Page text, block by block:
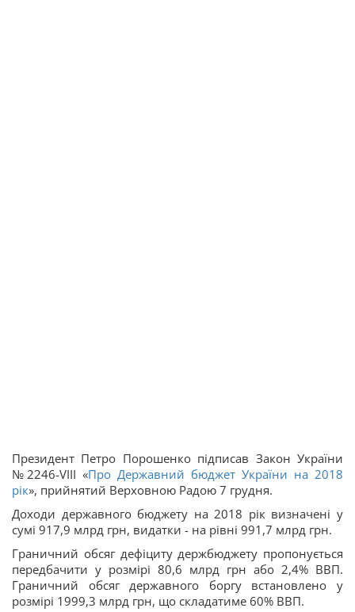
Президент Петро Порошенко підписав Закон України
№2246-VIII «Про Державний бюджет України на 2018
рік», прийнятий Верховною Радою 7 грудня.
Доходи державного бюджету на 2018 рік визначені у
сумі 917,9 млрд грн, видатки - на рівні 991,7 млрд грн.
Граничний обсяг дефіциту держбюджету пропонується
передбачити у розмірі 80,6 млрд грн або 2,4% ВВП.
Граничний обсяг державного боргу встановлено у
розмірі 1999,3 млрд грн, що складатиме 60% ВВП.